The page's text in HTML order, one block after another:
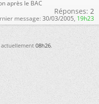
après le BAC
Réponses: 2
message: 30/03/2005, 19h23
actuellement08h26.